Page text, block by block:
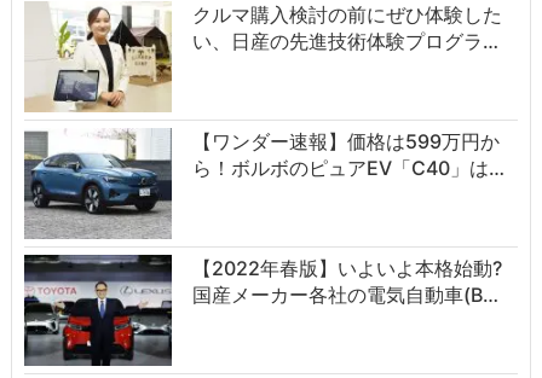
クルマ購入検討の前にぜひ体験した
い、日産の先進技術体験プログラ…
【ワンダー速報】価格は599万円か
ら！ボルボのピュアEV「C40」は…
【2022年春版】いよいよ本格始動?
国産メーカー各社の電気自動車(B…